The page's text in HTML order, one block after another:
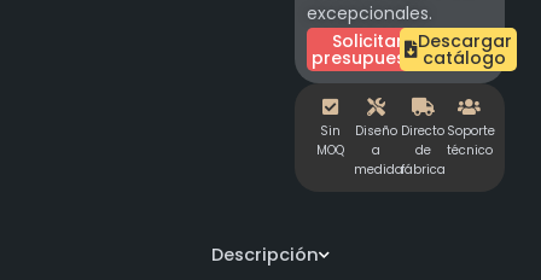
excepcionales.
Solicitar
presupuesto
Descargar
catálogo
Sin
MOQ
Diseño
a
medida
Directo
de
fábrica
Soporte
técnico
Descripción